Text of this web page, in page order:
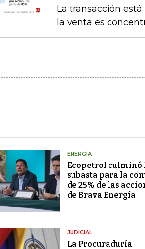
La transacción
la venta es
ENERGÍA
Ecopetrol culminó
subasta para la
de 25% de las
de Brava Energía
JUDICIAL
La Procuraduría